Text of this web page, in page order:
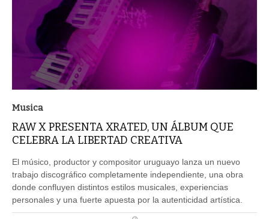
Musica
RAW X PRESENTA XRATED, UN ÁLBUM QUE
CELEBRA LA LIBERTAD CREATIVA
El músico, productor y compositor uruguayo lanza un nuevo
trabajo discográfico completamente independiente, una obra
donde confluyen distintos estilos musicales, experiencias
personales y una fuerte apuesta por la autenticidad artística.